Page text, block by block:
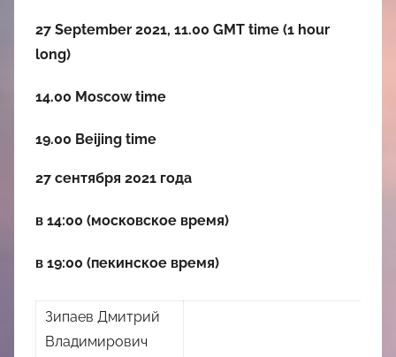
27 September 2021, 11.00 GMT time (1 hour
long)
14.00 Moscow time
19.00 Beijing time
27 сентября 2021 года
в 14:00 (московское время)
в 19:00 (пекинское время)
Зипаев Дмитрий
Владимирович